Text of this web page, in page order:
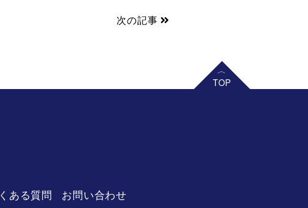
次の記事
リーベル 王寺店
ある質問 お問い合わせ